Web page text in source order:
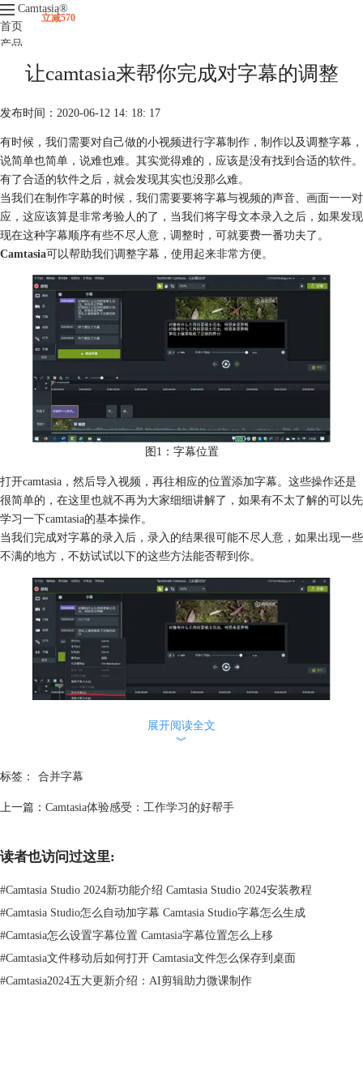
Camtasia®
首页
产品
立减570
视频课程
让camtasia来帮你完成对字幕的调整
发布时间：2020-06-12 14: 18: 17
有时候，我们需要对自己做的小视频进行字幕制作，制作以及调整字幕，
说简单也简单，说难也难。其实觉得难的，应该是没有找到合适的软件。
有了合适的软件之后，就会发现其实也没那么难。
当我们在制作字幕的时候，我们需要要将字幕与视频的声音、画面一一对
应，这应该算是非常考验人的了，当我们将字母文本录入之后，如果发现
现在这种字幕顺序有些不尽人意，调整时，可就要费一番功夫了。
Camtasia可以帮助我们调整字幕，使用起来非常方便。
图1：字幕位置
打开camtasia，然后导入视频，再往相应的位置添加字幕。这些操作还是
很简单的，在这里也就不再为大家细细讲解了，如果有不太了解的可以先
学习一下camtasia的基本操作。
当我们完成对字幕的录入后，录入的结果很可能不尽人意，如果出现一些
不满的地方，不妨试试以下的这些方法能否帮到你。
对字幕的录入，如果是一大段的录入，但想要让字幕一句一句连续出现在
画面内，则需要将字幕进行拆分。
幕媒体拆分完之后，就要对字幕内容进行拆分了。可以将字幕文本剪切至
当我们对字幕拆分完成后，还可以调整字幕出现的时间，如果将轨道上的
各个字幕媒体连接在一起，字幕便可连续不断的出现。
展开阅读全文
︾
标签： 合并字幕
上一篇： Camtasia体验感受：工作学习的好帮手
读者也访问过这里:
#Camtasia Studio 2024新功能介绍 Camtasia Studio 2024安装教程
#Camtasia Studio怎么自动加字幕 Camtasia Studio字幕怎么生成
#Camtasia怎么设置字幕位置 Camtasia字幕位置怎么上移
#Camtasia文件移动后如何打开 Camtasia文件怎么保存到桌面
#Camtasia2024五大更新介绍：AI剪辑助力微课制作